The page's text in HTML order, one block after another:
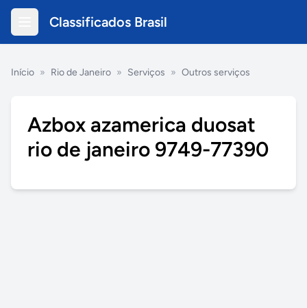
Classificados Brasil
Início » Rio de Janeiro » Serviços » Outros serviços
Azbox azamerica duosat
rio de janeiro 9749-77390